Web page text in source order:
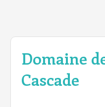
Domaine
Cascade